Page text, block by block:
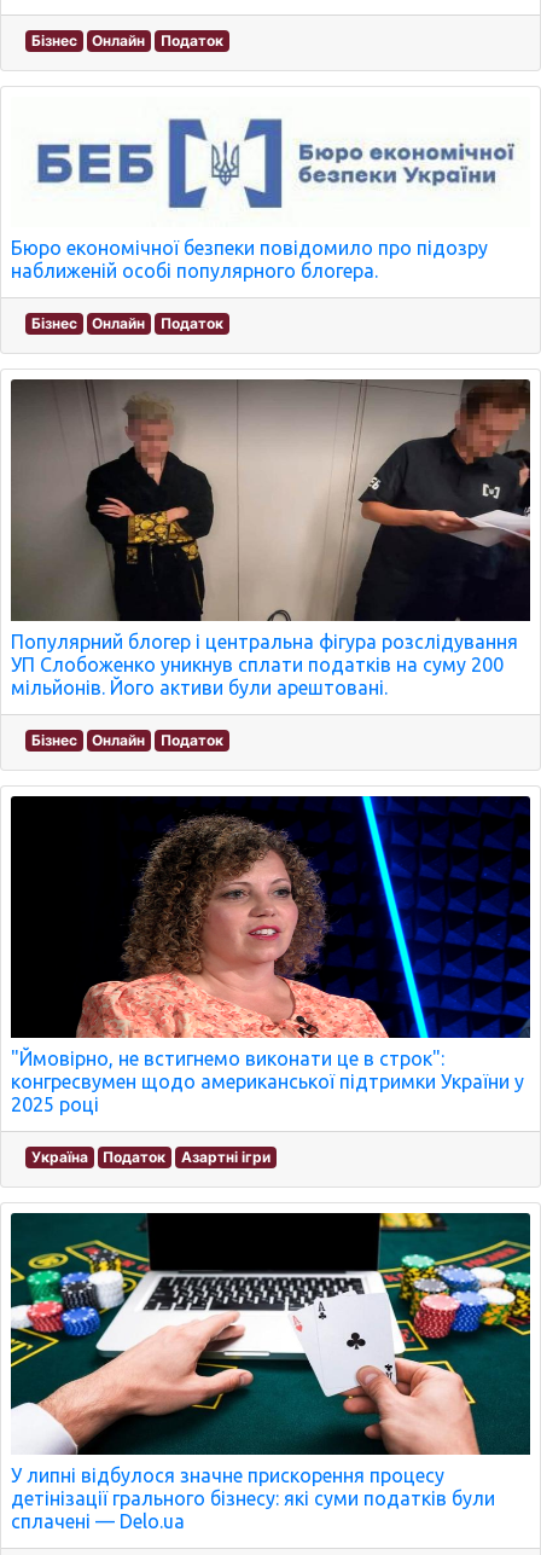
Бізнес Онлайн Податок
Бюро економічної безпеки повідомило про підозру
наближеній особі популярного блогера.
Бізнес Онлайн Податок
Популярний блогер і центральна фігура розслідування
УП Слобоженко уникнув сплати податків на суму 200
мільйонів. Його активи були арештовані.
Бізнес Онлайн Податок
"Ймовірно, не встигнемо виконати це в строк":
конгресвумен щодо американської підтримки України у
2025 році
Україна Податок Азартні ігри
У липні відбулося значне прискорення процесу
детінізації грального бізнесу: які суми податків були
сплачені — Delo.ua